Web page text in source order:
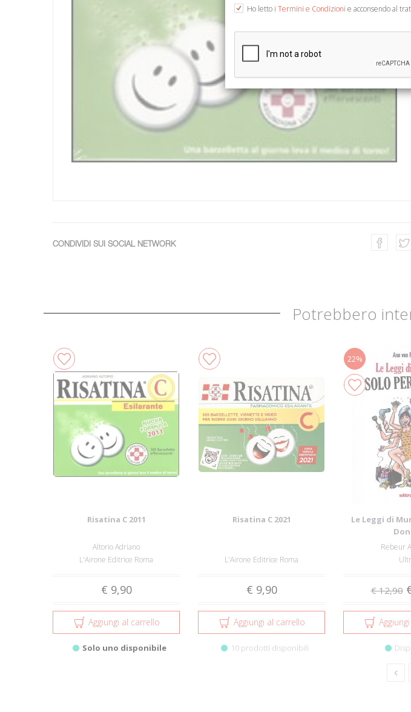
CONDIVIDI SUI SOCIAL NETWORK
Potrebbero
Risatina C 2011
Altorio Adriano
L'Airone Editrice Roma
€ 9,90
Aggiungi al carrello
Solo uno disponibile
Risatina C 2021
L'Airone Editrice Roma
€ 9,90
Aggiungi al carrello
10 prodotti disponibili
22%
Le Leggi di
Rebeur
€ 12,90
Ho letto i Termini e Condizioni e acconsendo al